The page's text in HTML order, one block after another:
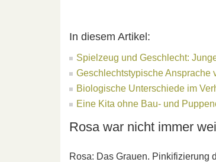
In diesem Artikel:
Spielzeug und Geschlecht:
Geschlechtstypische Ansprache
Biologische Unterschiede im
Eine Kita ohne Bau- und
Rosa war nicht immer
Rosa: Das Grauen. Pinkifizierung